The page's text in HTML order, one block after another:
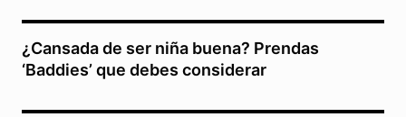
¿Cansada de ser niña buena? Prendas
‘Baddies’ que debes considerar